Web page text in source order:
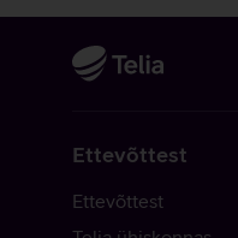
Ettevõttest
Ettevõttest